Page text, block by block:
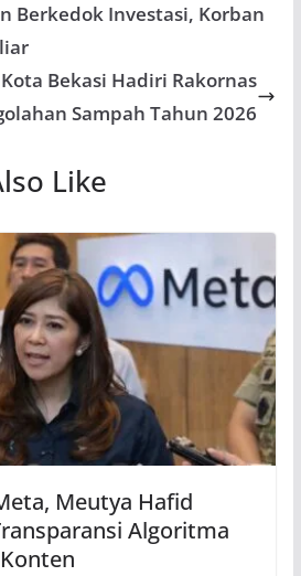
Berkedok Investasi, Korban
Bekasi Hadiri Rakornas
Sampah Tahun 2026
Like
Meutya Hafid
Algoritma